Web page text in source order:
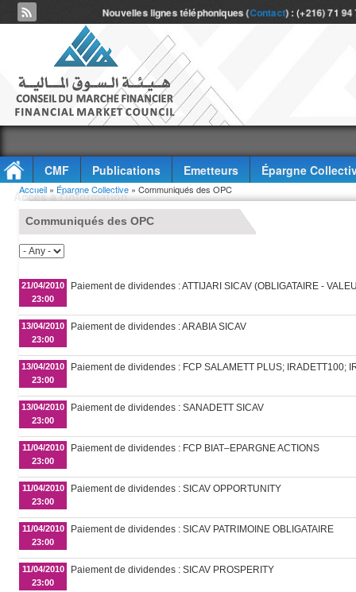
Nouvelles lignes téléphoniques (Contact) : (+216) 71
CMF Publications Emetteurs
Épargne
Accès à l'information
Vous êtes ici
Accueil » Épargne Collective » Communiqués des OPC
Communiqués des OPC
21/04/2010
23:00
Paiement de dividendes : ATTIJARI SICAV (OBLIGATAIRE -
13/04/2010
23:00
Paiement de dividendes : ARABIA SICAV
13/04/2010
23:00
Paiement de dividendes : FCP SALAMETT PLUS; IRADETT100;
13/04/2010
23:00
Paiement de dividendes : SANADETT SICAV
11/04/2010
23:00
Paiement de dividendes : FCP BIAT–EPARGNE ACTIONS
11/04/2010
23:00
Paiement de dividendes : SICAV OPPORTUNITY
11/04/2010
23:00
Paiement de dividendes : SICAV PATRIMOINE OBLIGATAIRE
11/04/2010
23:00
Paiement de dividendes : SICAV PROSPERITY